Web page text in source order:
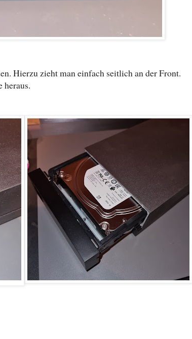
Hierzu zieht man einfach seitlich an der Front.
heraus.